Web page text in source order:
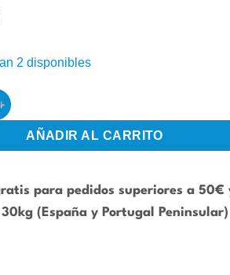
2 disponibles
Pineta | Acidificante para aves
AÑADIR AL CARRITO
para pedidos superiores a 50€
(España y Portugal Peninsular)